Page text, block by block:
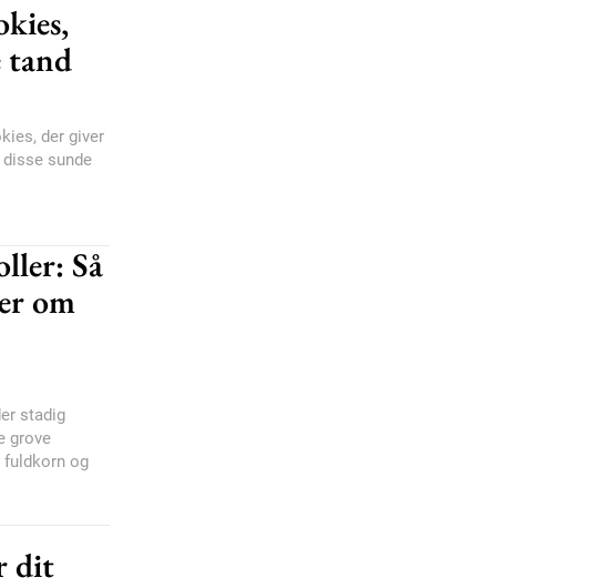
full access
DKK
euismod ac
pellentesque tortor
erat condimentum
YEARLY PRICING
tand
der giver
sunde
Så
om
stadig
grove
fuldkorn og
dit